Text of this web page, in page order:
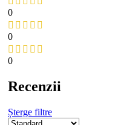
0
0
0
Recenzii
Șterge filtre